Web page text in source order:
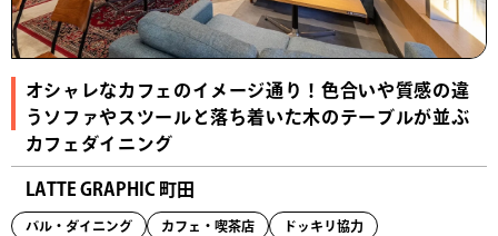
オシャレなカフェのイメージ通り！色合いや質感の違
うソファやスツールと落ち着いた木のテーブルが並ぶ
カフェダイニング
LATTE GRAPHIC 町田
バル・ダイニング カフェ・喫茶店 ドッキリ協力